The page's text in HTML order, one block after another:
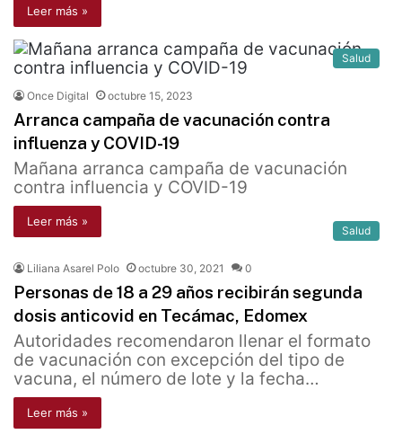
Leer más »
Salud
Once Digital octubre 15, 2023
Arranca campaña de vacunación contra
influenza y COVID-19
Mañana arranca campaña de vacunación
contra influencia y COVID-19
Leer más »
Salud
Liliana Asarel Polo octubre 30, 2021 0
Personas de 18 a 29 años recibirán segunda
dosis anticovid en Tecámac, Edomex
Autoridades recomendaron llenar el formato
de vacunación con excepción del tipo de
vacuna, el número de lote y la fecha…
Leer más »